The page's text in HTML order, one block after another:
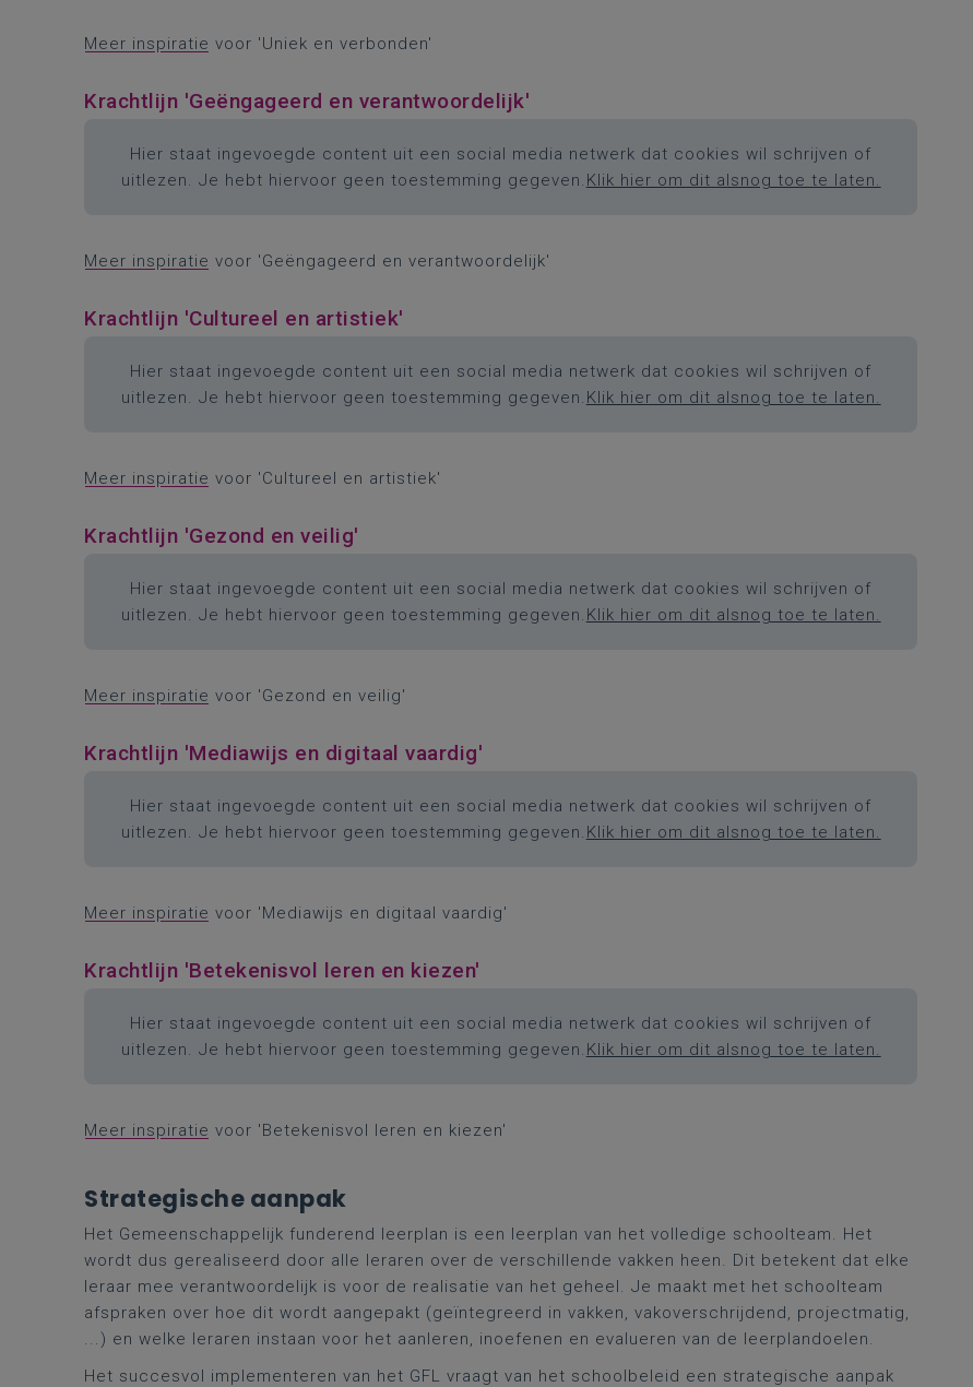
Meer inspiratie voor 'Uniek en verbonden'
Krachtlijn 'Geëngageerd en verantwoordelijk'
Hier staat ingevoegde content uit een social media netwerk dat cookies wil schrijven of
uitlezen. Je hebt hiervoor geen toestemming gegeven. Klik hier om dit alsnog toe te laten.
Meer inspiratie voor 'Geëngageerd en verantwoordelijk'
Krachtlijn 'Cultureel en artistiek'
Hier staat ingevoegde content uit een social media netwerk dat cookies wil schrijven of
uitlezen. Je hebt hiervoor geen toestemming gegeven. Klik hier om dit alsnog toe te laten.
Meer inspiratie voor 'Cultureel en artistiek'
Krachtlijn 'Gezond en veilig'
Hier staat ingevoegde content uit een social media netwerk dat cookies wil schrijven of
uitlezen. Je hebt hiervoor geen toestemming gegeven. Klik hier om dit alsnog toe te laten.
Meer inspiratie voor 'Gezond en veilig'
Krachtlijn 'Mediawijs en digitaal vaardig'
Hier staat ingevoegde content uit een social media netwerk dat cookies wil schrijven of
uitlezen. Je hebt hiervoor geen toestemming gegeven. Klik hier om dit alsnog toe te laten.
Meer inspiratie voor 'Mediawijs en digitaal vaardig'
Krachtlijn 'Betekenisvol leren en kiezen'
Hier staat ingevoegde content uit een social media netwerk dat cookies wil schrijven of
uitlezen. Je hebt hiervoor geen toestemming gegeven. Klik hier om dit alsnog toe te laten.
Meer inspiratie voor 'Betekenisvol leren en kiezen'
Strategische aanpak
Het Gemeenschappelijk funderend leerplan is een leerplan van het volledige schoolteam. Het
wordt dus gerealiseerd door alle leraren over de verschillende vakken heen. Dit betekent dat elke
leraar mee verantwoordelijk is voor de realisatie van het geheel. Je maakt met het schoolteam
afspraken over hoe dit wordt aangepakt (geïntegreerd in vakken, vakoverschrijdend, projectmatig,
...) en welke leraren instaan voor het aanleren, inoefenen en evalueren van de leerplandoelen.
Het succesvol implementeren van het GFL vraagt van het schoolbeleid een strategische aanpak